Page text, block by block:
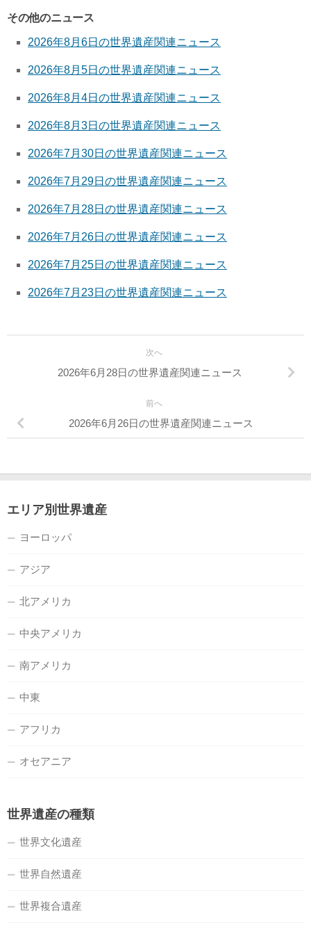
その他のニュース
2026年8月6日の世界遺産関連ニュース
2026年8月5日の世界遺産関連ニュース
2026年8月4日の世界遺産関連ニュース
2026年8月3日の世界遺産関連ニュース
2026年7月30日の世界遺産関連ニュース
2026年7月29日の世界遺産関連ニュース
2026年7月28日の世界遺産関連ニュース
2026年7月26日の世界遺産関連ニュース
2026年7月25日の世界遺産関連ニュース
2026年7月23日の世界遺産関連ニュース
次へ
2026年6月28日の世界遺産関連ニュース
前へ
2026年6月26日の世界遺産関連ニュース
エリア別世界遺産
ヨーロッパ
アジア
北アメリカ
中央アメリカ
南アメリカ
中東
アフリカ
オセアニア
世界遺産の種類
世界文化遺産
世界自然遺産
世界複合遺産